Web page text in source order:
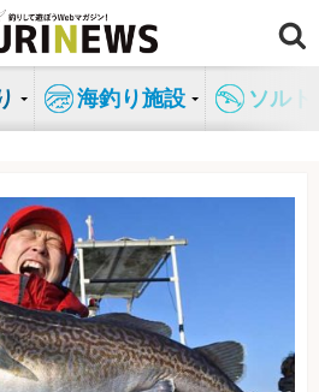
海釣り施設 ソル